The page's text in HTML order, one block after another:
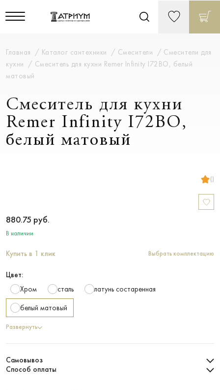
Главная Каталог сантехники Смесители
Смесители для
кухни
Смеситель для кухни Remer Infinity I72BO, белый
матовый
Смеситель для кухни
Remer Infinity I72BO,
белый матовый
()
880.75 руб.
В наличии
Купить в 1 клик Выбрать комплектацию
Цвет:
Хром
сталь латунь состаренная
белый матовый
Развернуть
Самовывоз
Способ оплаты